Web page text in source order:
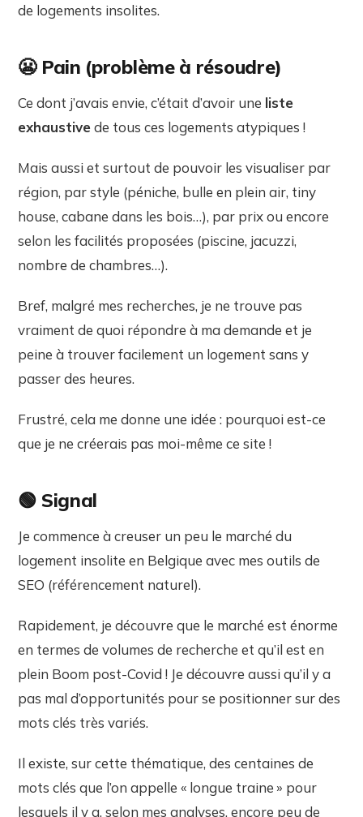
de logements insolites.
😬 Pain (problème à résoudre)
Ce dont j’avais envie, c’était d’avoir une liste
exhaustivede tous ces logements atypiques !
Mais aussi et surtout de pouvoir les visualiser par
région, par style (péniche, bulle en plein air, tiny
house, cabane dans les bois…), par prix ou encore
selon les facilités proposées (piscine, jacuzzi,
nombre de chambres…).
Bref, malgré mes recherches, je ne trouve pas
vraiment de quoi répondre à ma demande et je
peine à trouver facilement un logement sans y
passer des heures.
Frustré, cela me donne une idée : pourquoi est-ce
que je ne créerais pas moi-même ce site !
🟢 Signal
Je commence à creuser un peu le marché du
logement insolite en Belgique avec mes outils de
SEO (référencement naturel).
Rapidement, je découvre que le marché est énorme
en termes de volumes de recherche et qu’il est en
plein Boom post-Covid ! Je découvre aussi qu’il y a
pas mal d’opportunités pour se positionner sur des
mots clés très variés.
Il existe, sur cette thématique, des centaines de
mots clés que l’on appelle « longue traine » pour
lesquels il y a, selon mes analyses, encore peu de